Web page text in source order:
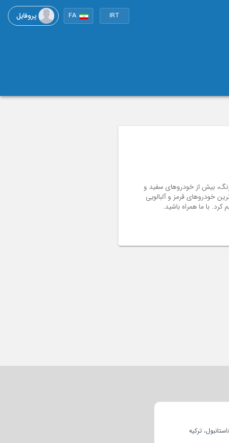
IRT
FA پروفایل
بیش از خودروهای سفید و
خودروهای قرمز و آلبالویی
کرد. با ما همراه باشید.